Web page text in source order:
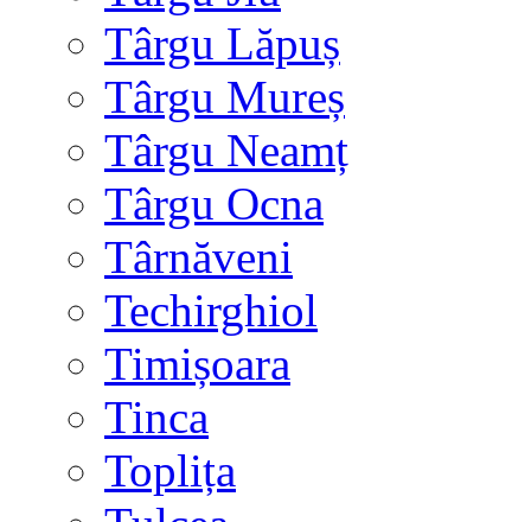
Târgu Lăpuș
Târgu Mureș
Târgu Neamț
Târgu Ocna
Târnăveni
Techirghiol
Timișoara
Tinca
Toplița